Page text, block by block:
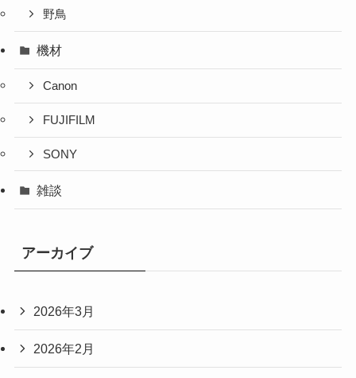
野鳥
機材
Canon
FUJIFILM
SONY
雑談
アーカイブ
2026年3月
2026年2月